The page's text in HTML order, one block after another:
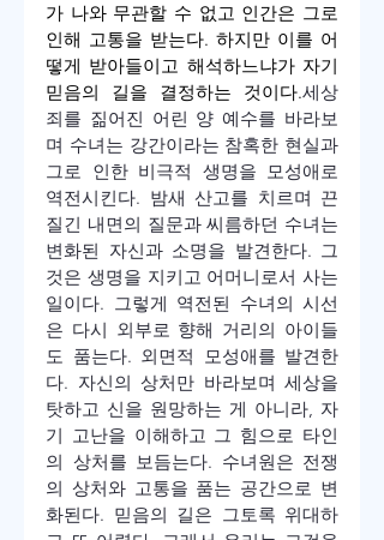
가 나와 무관할 수 없고 인간은 그로
인해 고통을 받는다. 하지만 이를 어
떻게 받아들이고 해석하느냐가 자기
믿음의 길을 결정하는 것이다.세상
죄를 짊어진 어린 양 예수를 바라보
며 수녀는 강간이라는 참혹한 현실과
그로 인한 비극적 생명을 모성애로
역전시킨다. 밤새 산고를 치르며 끈
질긴 내면의 질문과 씨름하던 수녀는
변화된 자신과 소명을 발견한다. 그
것은 생명을 지키고 어머니로서 사는
일이다. 그렇게 역전된 수녀의 시선
은 다시 외부로 향해 거리의 아이들
도 품는다. 외면적 모성애를 발견한
다. 자신의 상처만 바라보며 세상을
탓하고 신을 원망하는 게 아니라, 자
기 고난을 이해하고 그 힘으로 타인
의 상처를 보듬는다. 수녀원은 전쟁
의 상처와 고통을 품는 공간으로 변
화된다. 믿음의 길은 그토록 위대하